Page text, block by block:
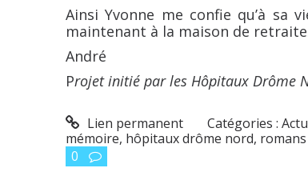
Ainsi Yvonne me confie qu’à sa
maintenant à la maison de
André
Projet initié par les Hôpitaux Drôme
Lien permanent Catégories :
mémoire, hôpitaux drôme nord,
0